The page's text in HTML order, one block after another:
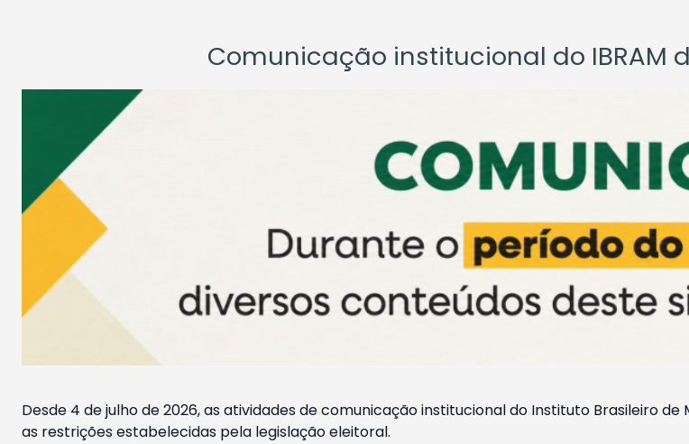
Comunicação institucional do IBRAM
Desde 4 de julho de 2026, as atividades de comunicação institucional do Instituto Brasileiro
as restrições estabelecidas pela legislação eleitoral.